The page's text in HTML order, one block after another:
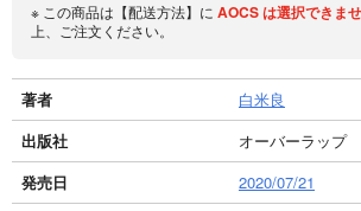
※ この商品は【配送方法】に AOCSは選択できませ
上、ご注文ください。
著者
白米良
出版社
オーバーラップ
発売日
2020/07/21